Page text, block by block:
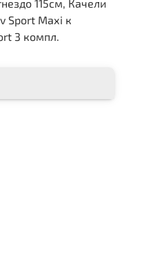
115см, Качели
Sport Махi к
3 компл.